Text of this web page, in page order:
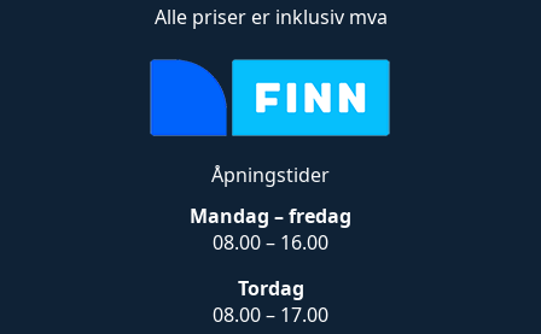
Alle priser er inklusiv mva
Åpningstider
Mandag – fredag
08.00 – 16.00
Tordag
08.00 – 17.00